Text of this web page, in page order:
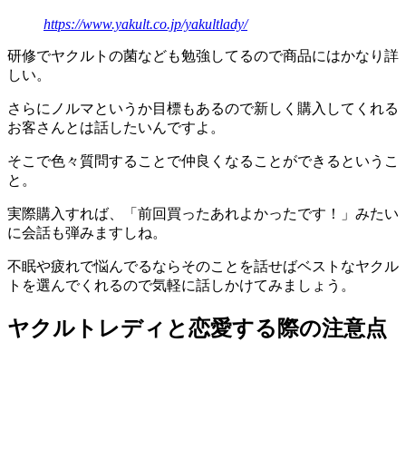
https://www.yakult.co.jp/yakultlady/
研修でヤクルトの菌なども勉強してるので商品にはかなり詳
しい。
さらにノルマというか目標もあるので新しく購入してくれる
お客さんとは話したいんですよ。
そこで色々質問することで仲良くなることができるというこ
と。
実際購入すれば、「前回買ったあれよかったです！」みたい
に会話も弾みますしね。
不眠や疲れで悩んでるならそのことを話せばベストなヤクル
トを選んでくれるので気軽に話しかけてみましょう。
ヤクルトレディと恋愛する際の注意点